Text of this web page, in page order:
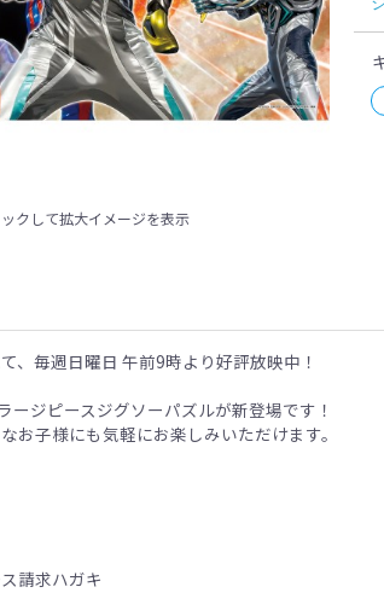
クして拡大イメージを表示
、毎週日曜日 午前9時より好評放映中！
ジピースジグソーパズルが新登場です！
お子様にも気軽にお楽しみいただけます。
請求ハガキ